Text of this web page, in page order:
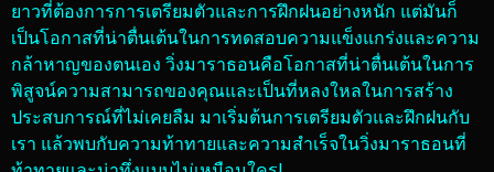
ยาวที่ต้องการการเตรียมตัวและการฝึกฝนอย่างหนัก แต่มันก็
เป็นโอกาสที่น่าตื่นเต้นในการทดสอบความแข็งแกร่งและความ
กล้าหาญของตนเอง วิ่งมาราธอนคือโอกาสที่น่าตื่นเต้นในการ
พิสูจน์ความสามารถของคุณและเป็นที่หลงใหลในการสร้าง
ประสบการณ์ที่ไม่เคยลืม มาเริ่มต้นการเตรียมตัวและฝึกฝนกับ
เรา แล้วพบกับความท้าทายและความสำเร็จในวิ่งมาราธอนที่